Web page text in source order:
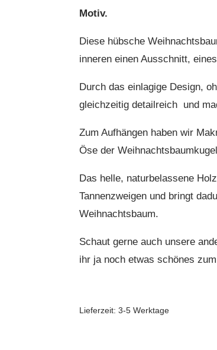
Motiv.
Diese hübsche
inneren einen Ausschnitt,
Durch das einlagige Design,
gleichzeitig detailreich und
Zum Aufhängen haben wir
Öse der
Das helle, naturbelassene
Tannenzweigen und bringt
Weihnachtsbaum.
Schaut gerne auch unsere
ihr ja noch etwas schönes
Lieferzeit:3-5 Werktage